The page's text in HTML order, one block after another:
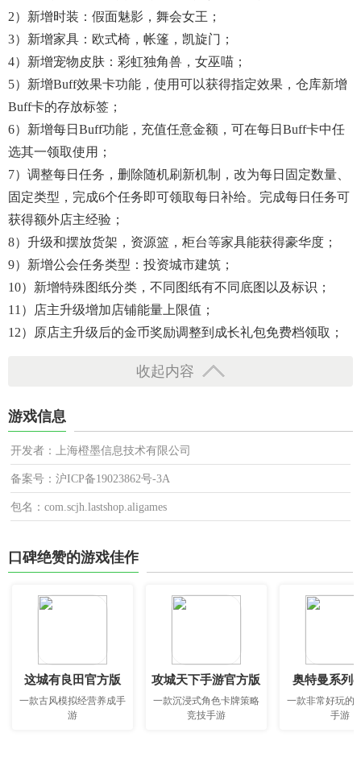
2）新增时装：假面魅影，舞会女王；
3）新增家具：欧式椅，帐篷，凯旋门；
4）新增宠物皮肤：彩虹独角兽，女巫喵；
5）新增buff效果卡功能，使用可以获得指定效果，仓库新增
Buff卡的存放标签；
6）新增每日buff功能，充值任意金额，可在每日buff卡中任
选其一领取使用；
7）调整每日任务，删除随机刷新机制，改为每日固定数量、
固定类型，完成6个任务即可领取每日补给。完成每日任务可
获得额外店主经验；
8）升级和摆放货架，资源篮，柜台等家具能获得豪华度；
9）新增公会任务类型：投资城市建筑；
10）新增特殊图纸分类，不同图纸有不同底图以及标识；
11）店主升级增加店铺能量上限值；
12）原店主升级后的金币奖励调整到成长礼包免费档领取；
收起内容
游戏信息
开发者：上海橙墨信息技术有限公司
备案号：沪ICP备19023862号-3A
包名：com.scjh.lastshop.aligames
口碑绝赞的游戏佳作
这城有良田官方版
一款古风模拟经营养成手
游
攻城天下手游官方版
一款沉浸式角色卡牌策略
竞技手游
奥特曼系列
一款非常好玩的
手游